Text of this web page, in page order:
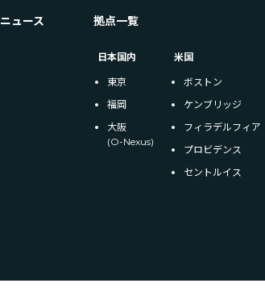
ニュース 拠点一覧
日本国内
東京
福岡
大阪
(O-Nexus)
米国
ボストン
ケンブリッジ
フィラデルフィア
プロビデンス
セントルイス